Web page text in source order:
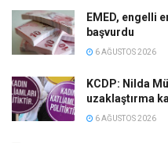
EMED, engelli
başvurdu
6 AĞUSTOS 2026
KCDP: Nilda
uzaklaştırma
6 AĞUSTOS 2026